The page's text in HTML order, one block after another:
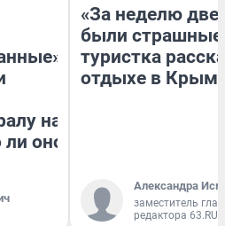
на
оно
«За неделю две
были
туристка
отдыхе в
Александра
заместитель
редактора 63.RU